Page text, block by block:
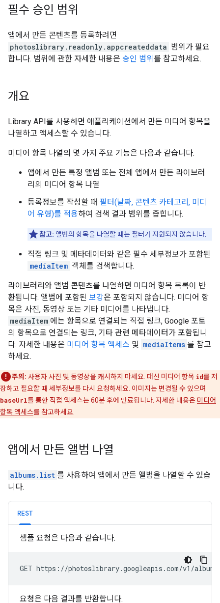
필수 승인 범위
앱에서 만든 콘텐츠를 등록하려면
photoslibrary.readonly.appcreateddata 범위가 필요
합니다. 범위에 관한 자세한 내용은 승인 범위 를 참고하세요.
개요
Library API를 사용하면 애플리케이션에서 만든 미디어 항목을
나열하고 액세스할 수 있습니다.
미디어 항목 나열의 몇 가지 주요 기능은 다음과 같습니다.
앱에서 만든 특정 앨범 또는 전체 앱에서 만든 라이브러
리의 미디어 항목 나열
등록정보를 작성할 때 필터(날짜, 콘텐츠 카테고리, 미디
어 유형)를 적용하여 검색 결과 범위를 좁힙니다.
참고: 앨범의 항목을 나열할 때는 필터가 지원되지 않습니다.
직접 링크 및 메타데이터와 같은 필수 세부정보가 포함된
mediaItem 객체를 검색합니다.
라이브러리와 앨범 콘텐츠를 나열하면 미디어 항목 목록이 반
환됩니다. 앨범에 포함된 보강은 포함되지 않습니다. 미디어 항
목은 사진, 동영상 또는 기타 미디어를 나타냅니다.
mediaItem 에는 항목으로 연결되는 직접 링크, Google 포토
의 항목으로 연결되는 링크, 기타 관련 메타데이터가 포함됩니
다. 자세한 내용은 미디어 항목 액세스 및 mediaItems 를 참고
하세요.
주의: 사용자 사진 및 동영상을 캐시하지 마세요. 대신 미디어 항목 id를 저
장하고 필요할 때 세부정보를 다시 요청하세요. 이미지는 변경될 수 있으며
baseUrl를 통한 직접 액세스는 60분 후에 만료됩니다. 자세한 내용은 미디어
항목 액세스를 참고하세요.
앱에서 만든 앨범 나열
albums.list 를 사용하여 앱에서 만든 앨범을 나열할 수 있습
니다.
REST
샘플 요청은 다음과 같습니다.
요청은 다음 결과를 반환합니다.